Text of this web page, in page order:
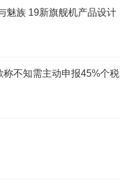
魅族 19新旗舰机产品设计
不知需主动申报45%个税